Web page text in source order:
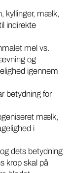
kyllinger, mælk,
indirekte
mel vs.
og
igennem
betydning for
mælk,
i
dets betydning
krop skal på